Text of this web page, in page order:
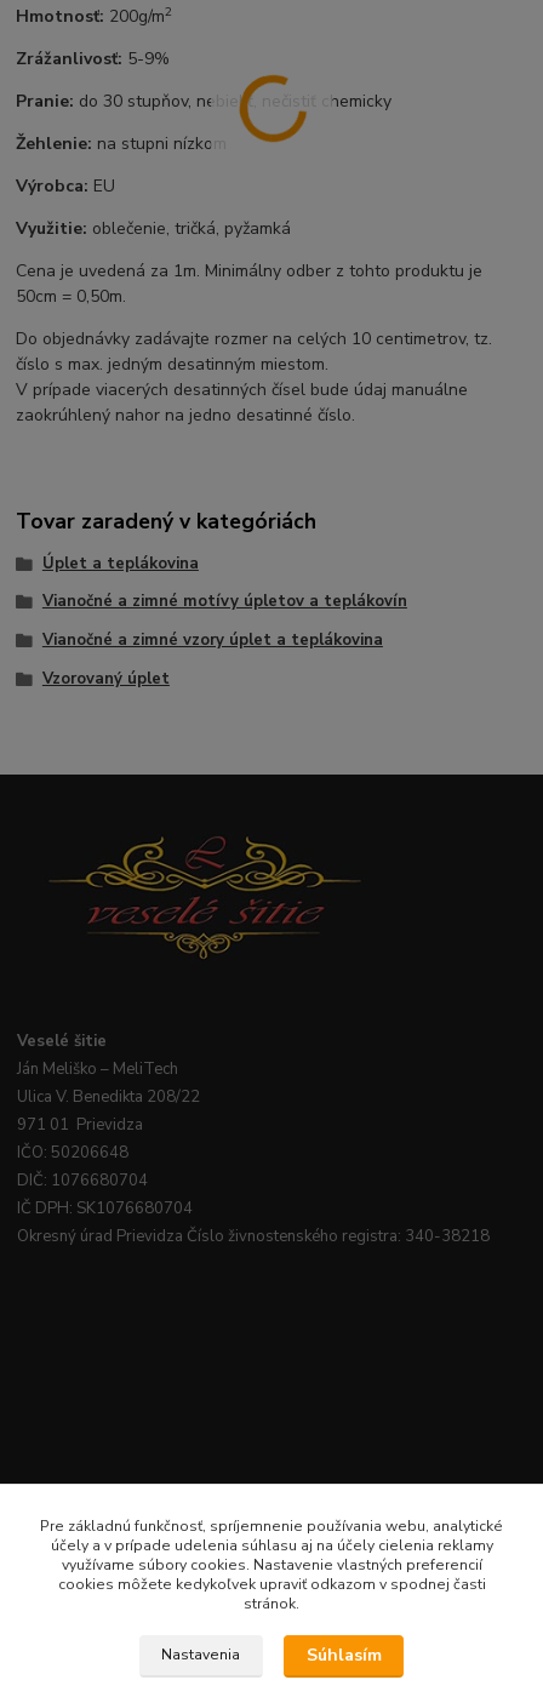
Hmotnosť: 200g/m2
Zrážanlivosť: 5-9%
Pranie: do 30 stupňov, nebieliť, nečistiť chemicky
Žehlenie: na stupni nízkom
Výrobca: EU
Využitie: oblečenie, tričká, pyžamká
Cena je uvedená za 1m. Minimálny odber z tohto produktu je
50cm = 0,50m.
Do objednávky zadávajte rozmer na celých 10 centimetrov, tz.
číslo s max. jedným desatinným miestom.
V prípade viacerých desatinných čísel bude údaj manuálne
zaokrúhlený nahor na jedno desatinné číslo.
Tovar zaradený v kategóriách
Úplet a teplákovina
Vianočné a zimné motívy úpletov a teplákovín
Vianočné a zimné vzory úplet a teplákovina
Vzorovaný úplet
Veselé šitie
Ján Meliško – MeliTech
Ulica V. Benedikta 208/22
971 01 Prievidza
IČO: 50206648
DIČ: 1076680704
IČ DPH: SK1076680704
Okresný úrad Prievidza Číslo živnostenského registra: 340-38218
Pre základnú funkčnosť, spríjemnenie používania webu, analytické
účely a v prípade udelenia súhlasu aj na účely cielenia reklamy
využívame súbory cookies. Nastavenie vlastných preferencií
cookies môžete kedykoľvek upraviť odkazom v spodnej časti
stránok.
Nastavenia Súhlasím